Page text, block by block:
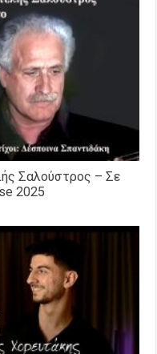
Σαλούστρος – Σε
2025